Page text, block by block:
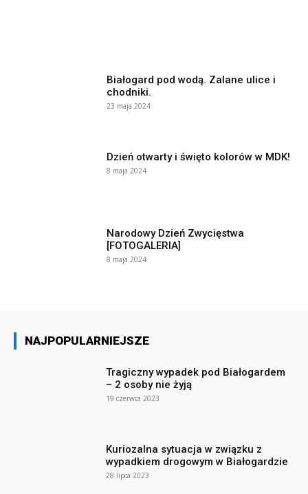
Białogard pod wodą. Zalane ulice i
chodniki.
23 maja 2024
Dzień otwarty i święto kolorów w MDK!
8 maja 2024
Narodowy Dzień Zwycięstwa
[FOTOGALERIA]
8 maja 2024
NAJPOPULARNIEJSZE
Tragiczny wypadek pod Białogardem
– 2 osoby nie żyją
19 czerwca 2023
Kuriozalna sytuacja w związku z
wypadkiem drogowym w Białogardzie
28 lipca 2023